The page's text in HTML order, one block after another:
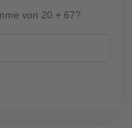
von 20 + 67?